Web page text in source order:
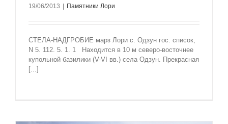
19/06/2013 Памятники Лори
СТЕЛА-НАДГРОБИЕ марз Лори с. Одзун гос. список,
N 5. 112. 5. 1. 1 Находится в 10 м северо-восточнее
купольной базилики (V-VI вв.) села Одзун. Прекрасная
[...]